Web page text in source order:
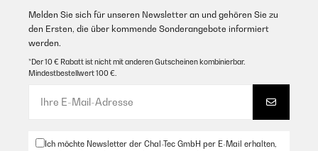
Melden Sie sich für unseren Newsletter an und gehören Sie zu
den Ersten, die über kommende Sonderangebote informiert
werden.
*Der 10 € Rabatt ist nicht mit anderen Gutscheinen kombinierbar.
Mindestbestellwert 100 €.
Ich möchte Newsletter der Chal-Tec GmbH per E-Mail erhalten,